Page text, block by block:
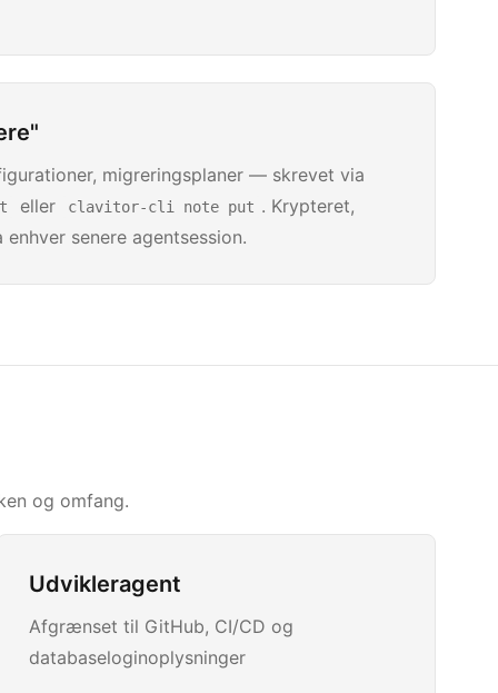
migreringsplaner — skrevet via
eller clavitor-cli note put . Krypteret,
senere agentsession.
og omfang.
Udvikleragent
Afgrænset til GitHub, CI/CD og
databaseloginoplysninger